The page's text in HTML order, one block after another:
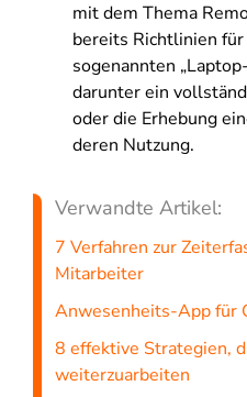
mit dem Thema
bereits Richtlinien
sogenannten
darunter ein
oder die Erhebung
deren Nutzung.
Verwandte Artikel:
7 Verfahren zur
Mitarbeiter
Anwesenheits-App für
8 effektive Strategien,
weiterzuarbeiten